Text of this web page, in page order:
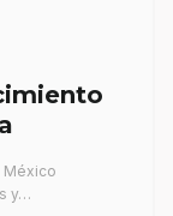
México
y…